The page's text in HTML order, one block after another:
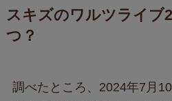
スキズのワルツライブ
つ？
調べたところ、2024年7月